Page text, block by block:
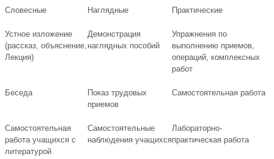
Словесные Наглядные Практические
Устное изложение
(рассказ, объяснение,
Лекция)
Демонстрация
наглядных пособий
Упражнения по
выполнению приемов,
операций, комплексных
работ
Беседа
Показ трудовых
приемов
Самостоятельная работа
Самостоятельная
работа учащихся с
литературой
Самостоятельные
наблюдения учащихся
Лабораторно-
практическая работа